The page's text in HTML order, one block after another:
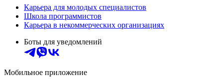
Карьера для молодых специалистов
Школа программистов
Карьера в некоммерческих организациях
Боты для уведомлений
Мобильное приложение